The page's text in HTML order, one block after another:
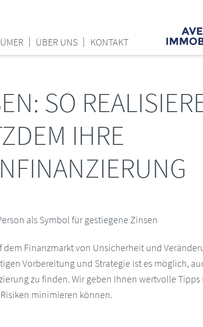
ÜBER UNS KONTAKT
SO
IHRE
Finanzmarkt von Unsicherheit und
Vorbereitung und Strategie ist es möglich,
zu finden. Wir geben Ihnen wertvolle
minimieren können.